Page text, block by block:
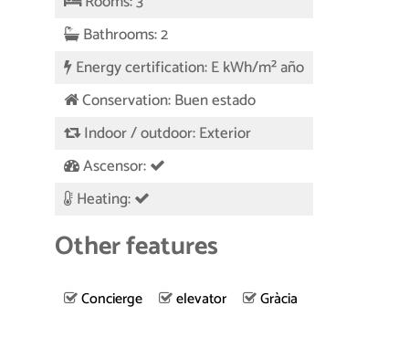
Bathrooms: 2
Energy certification: E kWh/m² año
Conservation: Buen estado
Indoor / outdoor: Exterior
Ascensor:
Heating:
Other features
Concierge elevator Gràcia